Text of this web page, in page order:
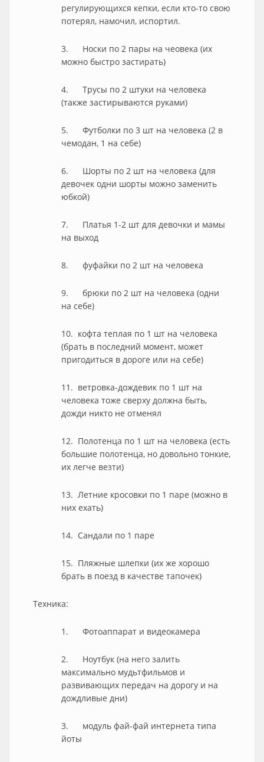
регулирующихся кепки, если кто-то свою
потерял, намочил, испортил.
3. Носки по 2 пары на чеовека (их
можно быстро застирать)
4. Трусы по 2 штуки на человека
(также застирываются руками)
5. Футболки по 3 шт на человека (2 в
чемодан, 1 на себе)
6. Шорты по 2 шт на человека (для
девочек одни шорты можно заменить
юбкой)
7. Платья 1-2 шт для девочки и мамы
на выход
8. фуфайки по 2 шт на человека
9. брюки по 2 шт на человека (одни
на себе)
10. кофта теплая по 1 шт на человека
(брать в последний момент, может
пригодиться в дороге или на себе)
11. ветровка-дождевик по 1 шт на
человека тоже сверху должна быть,
дожди никто не отменял
12. Полотенца по 1 шт на человека (есть
большие полотенца, но довольно тонкие,
их легче везти)
13. Летние кросовки по 1 паре (можно в
них ехать)
14. Сандали по 1 паре
15. Пляжные шлепки (их же хорошо
брать в поезд в качестве тапочек)
Техника:
1. Фотоаппарат и видеокамера
2. Ноутбук (на него залить
максимально мудьтфильмов и
развивающих передач на дорогу и на
дождливые дни)
3. модуль фай-фай интернета типа
йоты